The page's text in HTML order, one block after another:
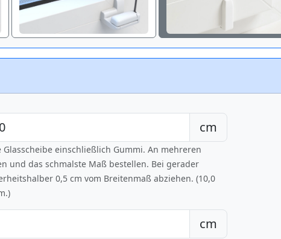
cm
Glasscheibe einschließlich Gummi. An mehreren
und das schmalste Maß bestellen. Bei gerader
0,5 cm vom Breitenmaß abziehen. (10,0
.)
cm